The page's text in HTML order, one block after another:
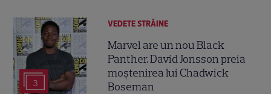
3
VEDETE STRĂINE
Marvel are un nou Black
Panther. David Jonsson preia
moștenirea lui Chadwick
Boseman